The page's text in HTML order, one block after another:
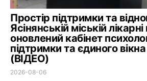
Простір підтримки та
Ясінянській міській
оновлений кабінет
підтримки та єдиного
(ВІДЕО)
2026-08-06